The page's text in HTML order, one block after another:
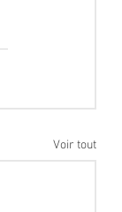
Voir tout